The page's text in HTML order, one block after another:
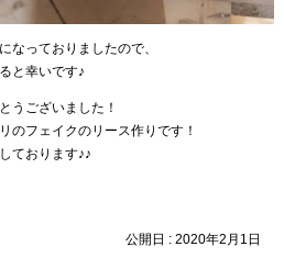
なっておりましたので、
と幸いです♪
うございました！
のフェイクのリース作りです！
ております♪♪
公開日 :2020年2月1日